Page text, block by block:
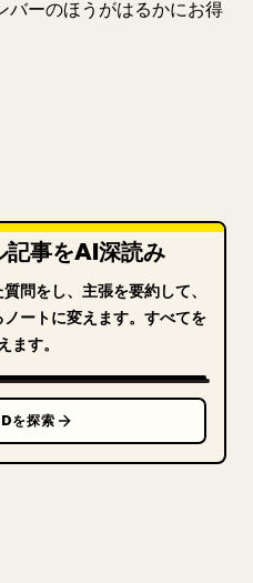
バーのほうがはるかにお得
事をAI深読み
問をし、主張を要約して、
ートに変えます。すべてを
ます。
を探索